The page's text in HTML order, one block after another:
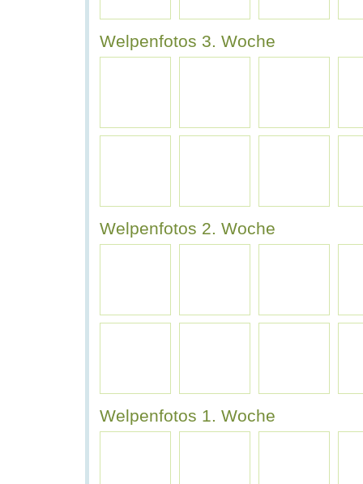
Welpenfotos 3. Woche
Welpenfotos 2. Woche
Welpenfotos 1. Woche